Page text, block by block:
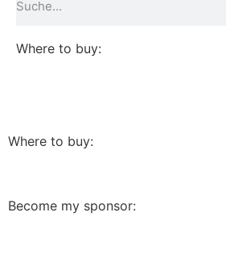
Where to buy:
Where to buy:
Become my sponsor: